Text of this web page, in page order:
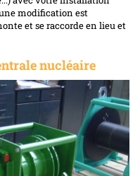
modification est
et se raccorde en lieu et
nucléaire